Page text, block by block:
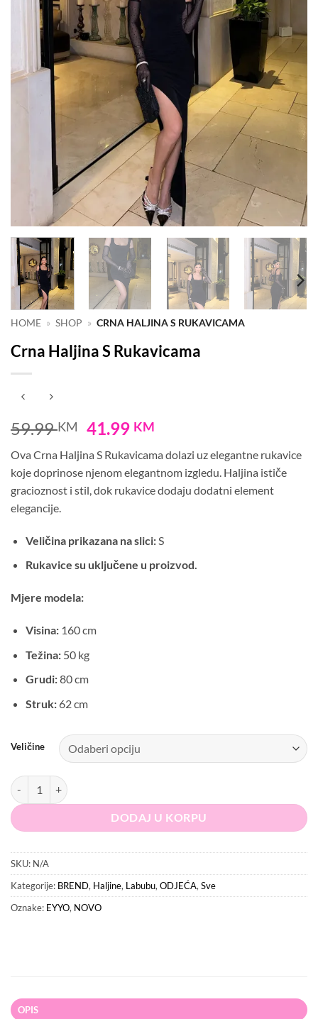
HOME » SHOP » CRNA HALJINA S RUKAVICAMA
Crna Haljina S Rukavicama
59.99KM
Original
was:
59.99 KM.
41.99 KM
is:
41.99 KM.
Ova Crna Haljina S Rukavicama dolazi uz elegantne rukavice
koje doprinose njenom elegantnom izgledu. Haljina ističe
gracioznost i stil, dok rukavice dodaju dodatni element
elegancije.
Veličina prikazana na slici:S
Rukavice su uključene u proizvod.
Mjere modela:
Visina:160 cm
Težina:50 kg
Grudi:80 cm
Struk:62 cm
Veličine
Crna Haljina S Rukavicama količina
DODAJ U KORPU
SKU: N/A
Kategorije: BREND, Haljine, Labubu, ODJEĆA, Sve
Oznake: EYYO, NOVO
OPIS